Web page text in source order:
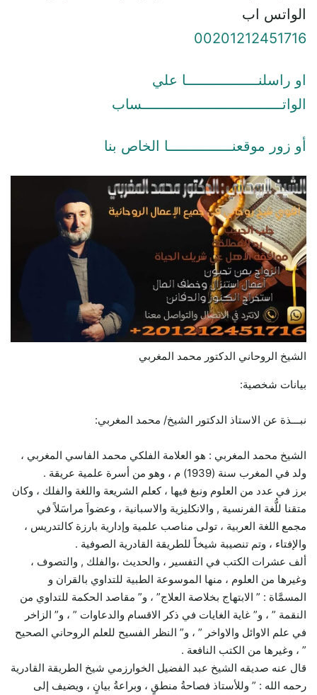
الواتس اب
00201212451716
او راسلنـــــــــــــــــا علي
الواتـــــــــــــــــــــــــــــــــساب
أو زور موقعنـــــــــــــــا الخاص بنا
الشيخ الروحاني الدكتور محمد المغربي
بيانات شخصية:
نبـــذة عن الاستاذ الدكتور الشيخ/ محمد المغربي:
الشيخ محمد المغربي : هو العلامة الفلكي محمد الفاسي المغربي ،
ولد في المغرب سنة (1939) م ، وهو من أسرة علمية عريقة .
برز في عدد من العلوم ونبغ فيها ، كعلم الشريعة واللغة والفلك ، وكان
متقنا للُّغة الفرنسية , والانكليزية والاسبانية ، وعضواَ مراسَلاً في
مجمع اللغة العربية ، تولى مناصب علمية وإدارية بارزة كالتدريس ،
والإفتاء ، وتم تنصيبة شيخاً للطريقة القادرية الصوفية .
ألف عشرات الكتب في التفسير ، والحديث ،والفلك , والتصوف ،
وغيرها من العلوم ، منها الموسوعة الطبية للتداوي بالقران و
المسمَّاة : ” الابتهاج بخلاصة العلاج” ، و” مقاصد الحكمة للتداوي من
النقمة ” ، و” غاية الغايات في ذكر الاقسام والدعاوات ” ، و” الزاخر
في علم الاوائل والاواخر ” ، و” النظر الفسيح للعلم الروحاني الصحيح
” ، وغيرها من الكتب النافعة .
قال عنه صديقه الشيخ عبد الفضيل الخوارزمي شيخ الطريقة القادرية
رحمه الله : ” وللأستاذ فصاحةُ منطقٍ ، وبراعةُ بيانٍ ، ويضيف إلى